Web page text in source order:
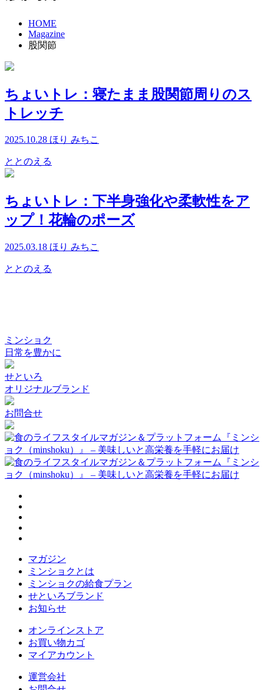
HOME
Magazine
股関節
ちょいトレ：寝たまま股関節周りのス
トレッチ
2025.10.28 ほり みちこ
ととのえる
ちょいトレ：下半身強化や柔軟性をア
ップ！花輪のポーズ
2025.03.18 ほり みちこ
ととのえる
ミンショク
日常を豊かに
せといろ
オリジナルブランド
お問合せ
マガジン
ミンショクとは
ミンショクの給食プラン
せといろブランド
お知らせ
オンラインストア
お買い物カゴ
マイアカウント
運営会社